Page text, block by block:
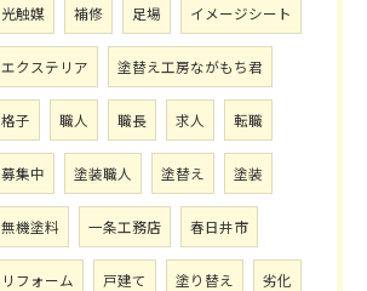
光触媒 補修 足場 イメージシート
エクステリア 塗替え工房ながもち君
格子 職人 職長 求人 転職
募集中 塗装職人 塗替え 塗装
無機塗料 一条工務店 春日井市
リフォーム 戸建て 塗り替え 劣化